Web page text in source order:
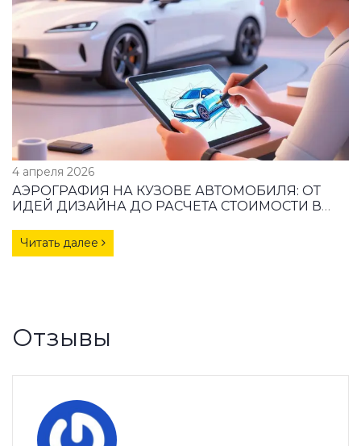
4 апреля 2026
АЭРОГРАФИЯ НА КУЗОВЕ АВТОМОБИЛЯ: ОТ
ИДЕЙ ДИЗАЙНА ДО РАСЧЕТА СТОИМОСТИ В
Читать далее
Отзывы